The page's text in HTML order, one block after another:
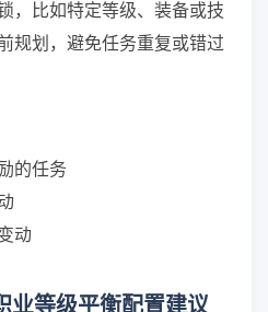
，比如特定等级、装备或技
规划，避免任务重复或错过
的任务
动
业等级平衡配置建议